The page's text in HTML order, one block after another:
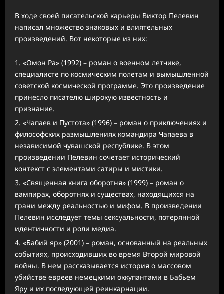
В ходе своей писательской карьеры Виктор Пелевин
написал множество знаковых и влиятельных
произведений. Вот некоторые из них:
«Омон Ра» (1992) – роман о военном летчике,
специалисте по космическим полетам и вымышленной
советской космической программе. Это произведение
принесло писателю широкую известность и
признание.
«Чапаев и Пустота» (1996) – роман о приключениях и
философских размышлениях командира Чапаева в
независимой чувашской республике. В этом
произведении Пелевин сочетает исторический
контекст с элементами сатиры и мистики.
«Священная книга оборотня» (1999) – роман о
вампирах, оборотнях и существах, находящихся на
грани между реальностью и мифом. В произведении
Пелевин исследует темы сексуальности, потерянной
идентичности и роли медиа.
«Бабий яр» (2001) – роман, основанный на реальных
событиях, происходивших во время Второй мировой
войны. В нем рассказывается история о массовом
убийстве евреев немецкими оккупантами в Бабьем
Яру и их последующей реинкарнации.